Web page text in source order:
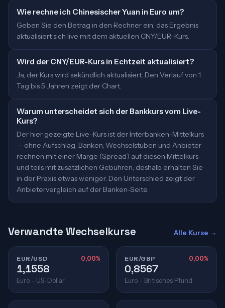
Wie rechne ich Chinesischer Yuan in Euro um?
Geben Sie den Betrag in den Rechner ein; das Ergebnis
aktualisiert sich live mit dem aktuellen CNY/EUR-Kurs.
Wird der CNY/EUR-Kurs in Echtzeit aktualisiert?
Ja, der Kurs wird sekündlich aktualisiert. Den Verlauf von 1
Tag bis 5 Jahren zeigt der Chart.
Warum unterscheidet sich der Bankkurs vom Live-
Kurs?
Der hier gezeigte Live-Kurs ist der Interbanken-Mittelkurs
— ohne Aufschlag. Banken, Wechselstuben und Anbieter
rechnen mit einer Marge (Spread) auf diesen Mittelkurs
und teils mit zusätzlichen Gebühren; deshalb erhalten Sie
in der Praxis etwas weniger. Den Unterschied zeigt der
Anbietervergleich auf der Banken-Seite.
Verwandte Wechselkurse Alle Kurse →
EUR/USD 0,00%
1,1558
Euro – US-Dollar
EUR/GBP 0,00%
0,8567
Euro – Britisches Pfund